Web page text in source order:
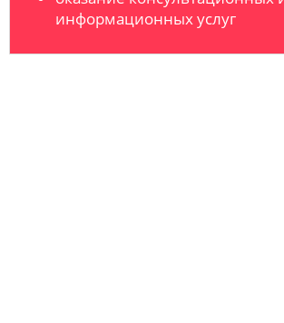
информационных услуг